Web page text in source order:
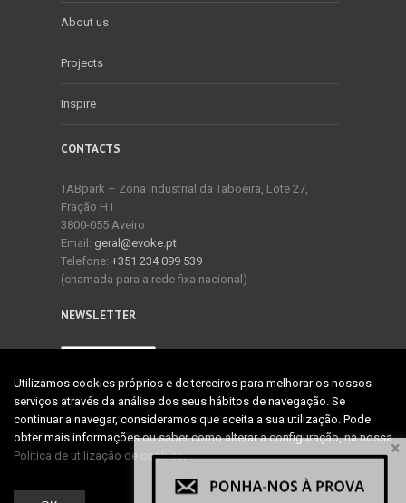
About us
Projects
Inspire
CONTACTS
TABpark – Zona Industrial da Taboeira, Lote 27,
Fração H1
3800-055 Aveiro
Email: geral@evoke.pt
Telefone:+351 234 099 539
(chamada para a rede fixa nacional)
NEWSLETTER
Copyright 2015 EVOKE IT | Todos os direitos reservados
×
Utilizamos cookies próprios e de terceiros para melhorar os nossos
serviços através da análise dos seus hábitos de navegação. Se
continuar a navegar, consideramos que aceita a sua utilização. Pode
obter mais informações ou saber como alterar a configuração, na nossa
Política de utilização de cookies.